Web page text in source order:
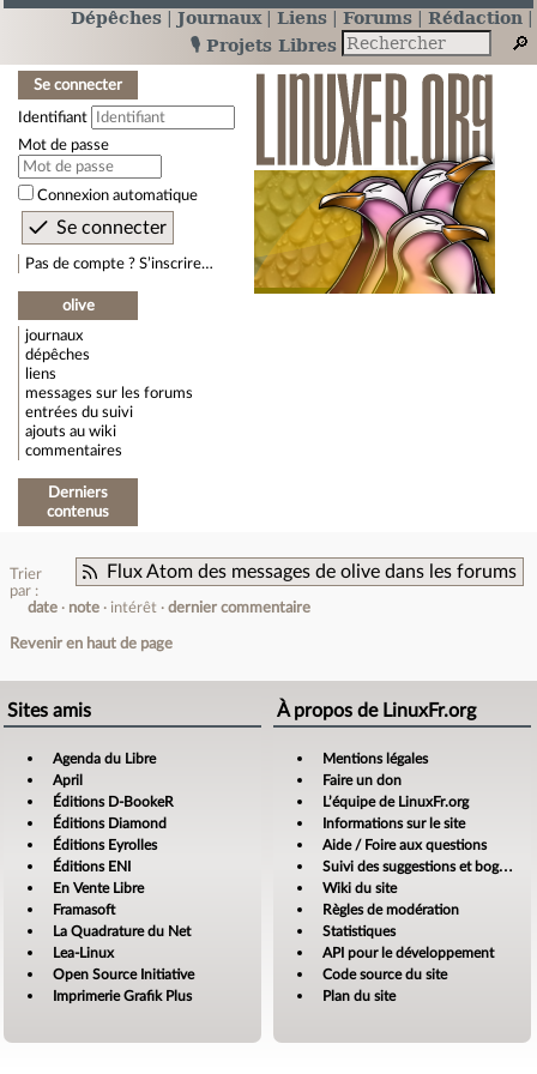
Dépêches Journaux Liens Forums
Rédaction
🎙️ Projets Libres
Se connecter
Identifiant
Mot de passe
Connexion automatique
Pas de compte ? S’inscrire…
olive
journaux
dépêches
liens
messages sur les forums
entrées du suivi
ajouts au wiki
commentaires
Derniers
contenus
Flux Atom des messages de olive dans les forums
Trier
par :
date
note intérêt dernier commentaire
Revenir en haut de page
Sites amis
Agenda du Libre
April
Éditions D-BookeR
Éditions Diamond
Éditions Eyrolles
Éditions ENI
En Vente Libre
Framasoft
La Quadrature du Net
Lea-Linux
Open Source Initiative
Imprimerie Grafik Plus
À propos de LinuxFr.org
Mentions légales
Faire un don
L’équipe de LinuxFr.org
Informations sur le site
Aide / Foire aux questions
Suivi des suggestions et bogues
Wiki du site
Règles de modération
Statistiques
API pour le développement
Code source du site
Plan du site